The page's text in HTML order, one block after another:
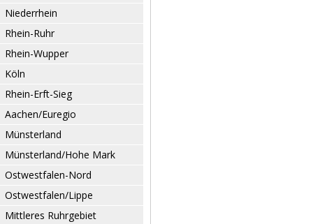
Niederrhein
Rhein-Ruhr
Rhein-Wupper
Köln
Rhein-Erft-Sieg
Aachen/Euregio
Münsterland
Münsterland/Hohe Mark
Ostwestfalen-Nord
Ostwestfalen/Lippe
Mittleres Ruhrgebiet